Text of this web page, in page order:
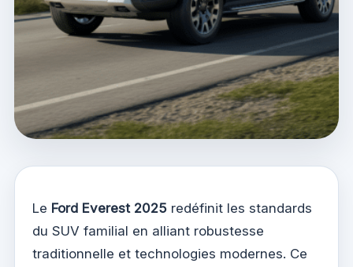
Le Ford Everest 2025 redéfinit les standards
du SUV familial en alliant robustesse
traditionnelle et technologies modernes. Ce